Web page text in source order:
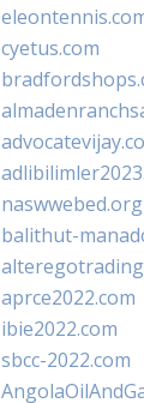
cyetus.com
naswwebed.org
balithut-
aprce2022.com
ibie2022.com
sbcc-2022.com